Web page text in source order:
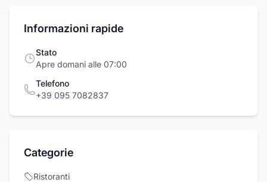
Informazioni rapide
Stato
Apre domani alle 07:00
Telefono
+39 095 7082837
Categorie
Ristoranti